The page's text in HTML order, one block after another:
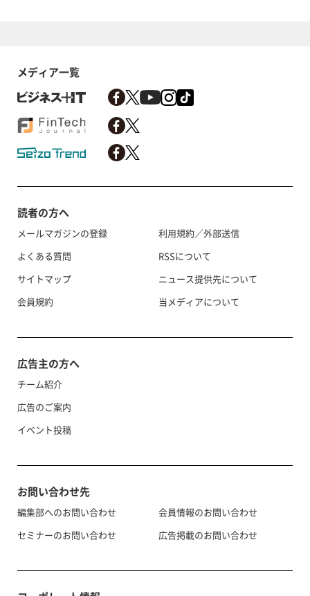
メディア一覧
読者の方へ
メールマガジンの登録
よくある質問
サイトマップ
会員規約
利用規約／外部送信
RSSについて
ニュース提供先について
当メディアについて
広告主の方へ
チーム紹介
広告のご案内
イベント投稿
お問い合わせ先
編集部へのお問い合わせ
セミナーのお問い合わせ
会員情報のお問い合わせ
広告掲載のお問い合わせ